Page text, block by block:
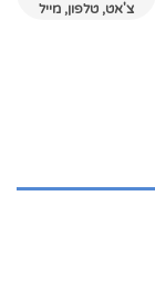
צ'אט, טלפון, מייל